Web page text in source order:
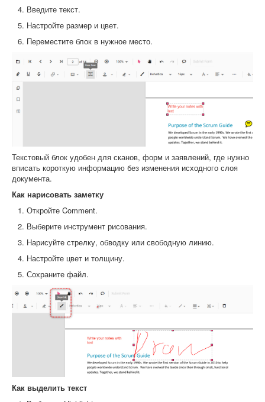
Введите текст.
Настройте размер и цвет.
Переместите блок в нужное место.
Текстовый блок удобен для сканов, форм и заявлений, где нужно
вписать короткую информацию без изменения исходного слоя
документа.
Как нарисовать заметку
Откройте Comment.
Выберите инструмент рисования.
Нарисуйте стрелку, обводку или свободную линию.
Настройте цвет и толщину.
Сохраните файл.
Как выделить текст